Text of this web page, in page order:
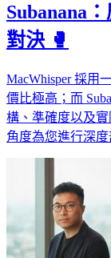
Subanana
對決 🥊
MacWhisper 採用
價比極高；而
構、準確度以及
角度為您進行深度